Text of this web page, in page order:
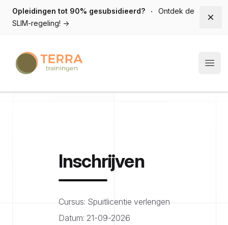
Opleidingen tot 90% gesubsidieerd?
Ontdek de
SLIM-regeling! →
Terra trainingen
Inschrijven
Cursus: Spuitlicentie verlengen
Datum: 21-09-2026